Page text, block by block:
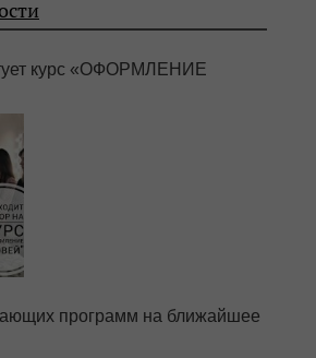
курс «ОФОРМЛЕНИЕ
программ на ближайшее